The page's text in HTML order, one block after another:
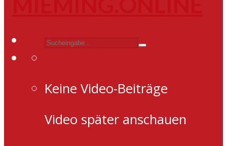
Keine Video-Beiträge
Video später anschauen